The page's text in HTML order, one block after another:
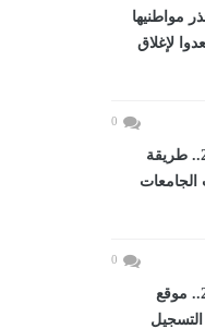
مواطنيها
لإغلاق
0
تنسيق الجامعات 2026.. طريقة
الجامعات
0
تنسيق الجامعات 2026.. موقع
التسجيل